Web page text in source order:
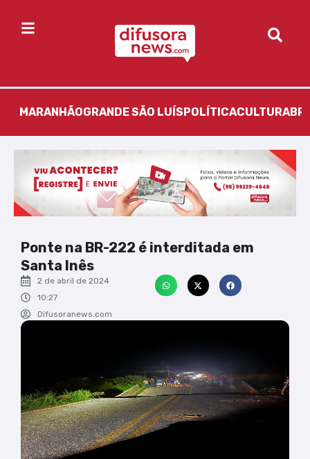
MARANHÃOGRANDE SÃO LUÍS POLÍTICACULTURA
Ponte na BR-222 é interditada em
Santa Inês
2 de abril de 2024
10:27
Difusoranews.com